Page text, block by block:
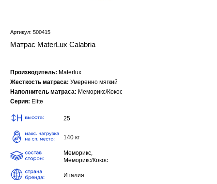
Артикул: 500415
Матрас MaterLux Calabria
Производитель: Materlux
Жесткость матраса: Умеренно мягкий
Наполнитель матраса: Меморикс/Кокос
Серия: Elite
25
140 кг
Меморикс,
Меморикс/Кокос
Италия